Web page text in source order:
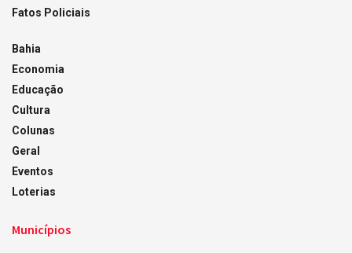
Fatos Policiais
Bahia
Economia
Educação
Cultura
Colunas
Geral
Eventos
Loterias
Municípios